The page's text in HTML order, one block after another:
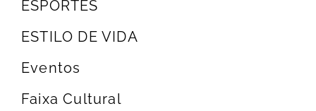
ESPORTES
ESTILO DE VIDA
Eventos
Faixa Cultural